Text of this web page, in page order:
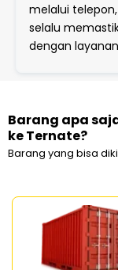
melalui
selalu
dengan
Barang apa
ke Ternate?
Barang yang bisa